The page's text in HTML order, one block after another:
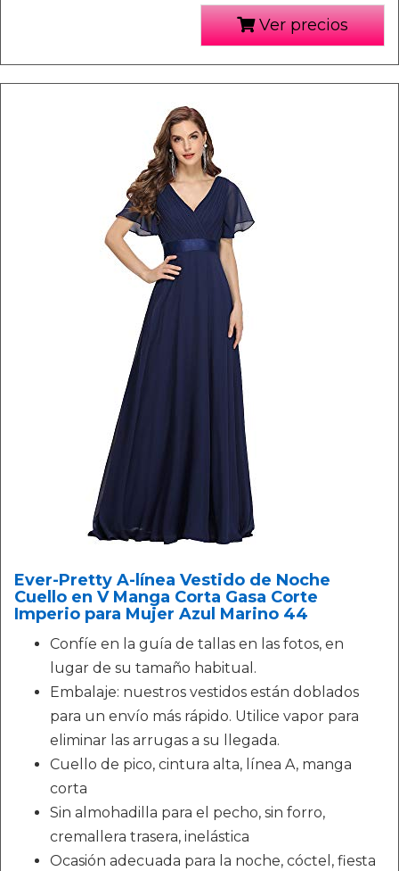
Ver precios
Ever-Pretty A-línea Vestido de Noche
Cuello en V Manga Corta Gasa Corte
Imperio para Mujer Azul Marino 44
Confíe en la guía de tallas en las fotos, en
lugar de su tamaño habitual.
Embalaje: nuestros vestidos están doblados
para un envío más rápido. Utilice vapor para
eliminar las arrugas a su llegada.
Cuello de pico, cintura alta, línea A, manga
corta
Sin almohadilla para el pecho, sin forro,
cremallera trasera, inelástica
Ocasión adecuada para la noche, cóctel, fiesta